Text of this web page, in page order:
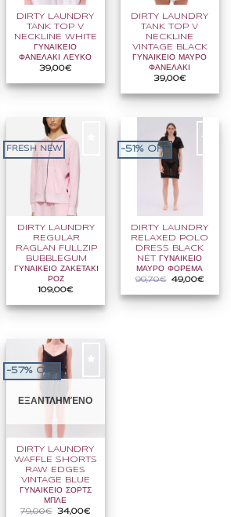
DIRTY LAUNDRY
TANK TOP V
NECKLINE WHITE
ΓΥΝΑΙΚΕΙΟ
ΦΑΝΕΛΑΚΙ ΛΕΥΚΟ
39,00€
DIRTY LAUNDRY
TANK TOP V
NECKLINE
VINTAGE BLACK
ΓΥΝΑΙΚΕΙΟ ΜΑΥΡΟ
ΦΑΝΕΛΑΚΙ
39,00€
FRESH NEW
DIRTY LAUNDRY
REGULAR
RAGLAN FULLZIP
BUBBLEGUM
ΓΥΝΑΙΚΕΙΟ ΖΑΚΕΤΑΚΙ
ΡΟΖ
109,00€
-51% OFF
DIRTY LAUNDRY
RELAXED POLO
DRESS BLACK
NET ΓΥΝΑΙΚΕΙΟ
ΜΑΥΡΟ ΦΟΡΕΜΑ
99,70€
Original
was:
99,70€.
49,00€Η
τιμή
είναι:
-57% OFF
ΕΞΑΝΤΛΗΜΈΝΟ
DIRTY LAUNDRY
WAFFLE SHORTS
RAW EDGES
VINTAGE BLUE
ΓΥΝΑΙΚΕΙΟ ΣΟΡΤΣ
ΜΠΛΕ
79,00€
Original
34,00€Η